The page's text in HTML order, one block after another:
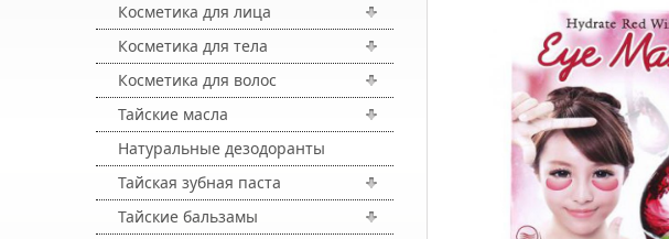
Косметика для лица
Косметика для тела
Косметика для волос
Тайские масла
Натуральные дезодоранты
Тайская зубная паста
Тайские бальзамы